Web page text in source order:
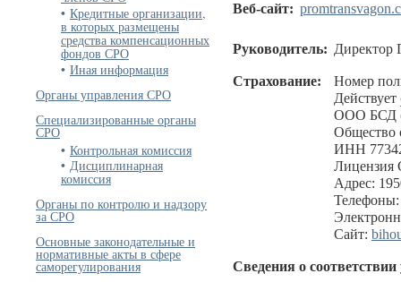
Кредитные организации,
в которых размещены
средства компенсационных
фондов СРО
Иная информация
Органы управления СРО
Специализированные органы
СРО
Контрольная комиссия
Дисциплинарная
комиссия
Органы по контролю и надзору
за СРО
Основные законодательные и
нормативные акты в сфере
саморегулирования
Веб-сайт:
Руководитель: Директор
Страхование:
Номер
Действует
ООО БСД
Общество
ИНН
Лицензия
Адрес:
Телефоны:
Сайт:
Сведения о